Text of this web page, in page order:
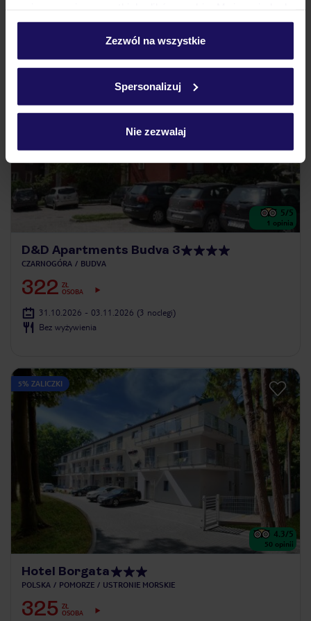
personalizować swój wybór wchodząc w zakładkę
Szczegółowe informacje o plikach cookie znajdziesz
Zezwól na wszystkie
Spersonalizuj
Nie zezwalaj
5% ZALICZKI
5/5
1 opinia
D&D Apartments Budva 3
CZARNOGÓRA BUDVA
322 ZŁ
OSOBA
31.10.2026 - 03.11.2026 (3 noclegi)
Bez wyżywienia
5% ZALICZKI
4.3/5
50 opinii
Hotel Borgata
POLSKA POMORZE USTRONIE MORSKIE
325 ZŁ
OSOBA